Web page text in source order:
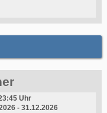
Uhr
- 31.12.2026